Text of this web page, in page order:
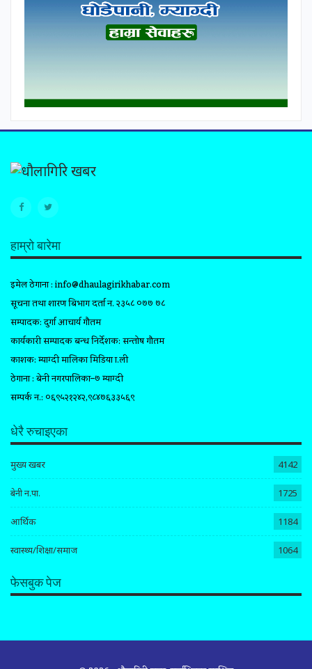
हाम्रो बारेमा
इमेल ठेगाना :info@dhaulagirikhabar.com
सूचना तथा प्रशारण बिभाग दर्ता न. २३५८ ०७७ ७८
सम्पादक: दुर्गा आचार्य गौतम
कार्यकारी सम्पादक प्रबन्ध निर्देशक: सन्तोष गौतम
प्रकाशक: म्याग्दी मालिका मिडिया प्रा.ली
ठेगाना : बेनी नगरपालिका–७ म्याग्दी
सम्पर्क न.: ०६९५२१२४२,९८४७६३३५६९
धेरै रुचाइएका
मुख्य खबर 4142
बेनी न.पा. 1725
आर्थिक 1184
स्वास्थ्य/शिक्षा/समाज 1064
फेसबुक पेज